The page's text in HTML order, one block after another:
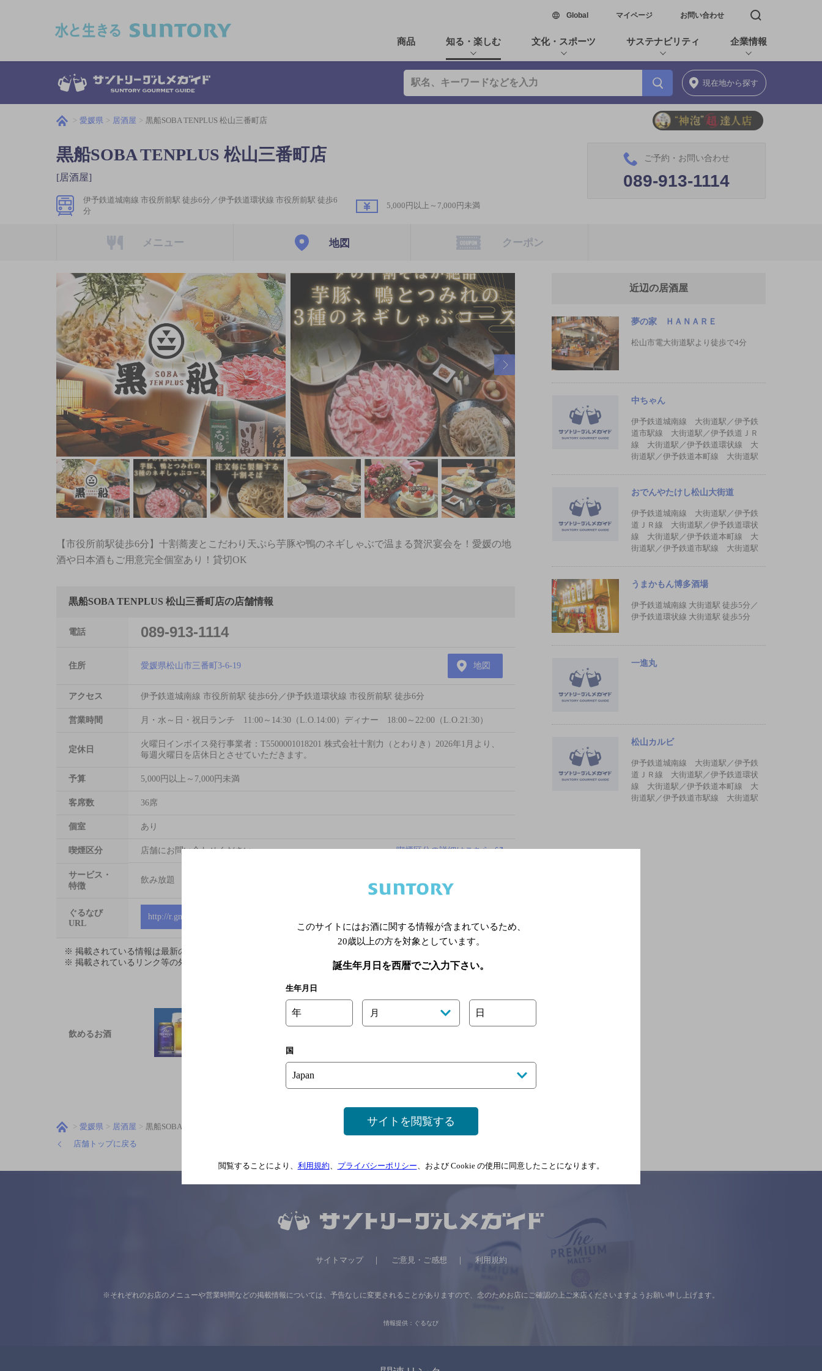
Global新しいウィンドウで開く
マイページ お問い合わせ 検索窓を開く
商品 知る・楽しむ 文化・スポーツ サステナビリティ 企業情報
現在地から探す
愛媛県 居酒屋 黒船SOBA TENPLUS 松山三番町店
黒船SOBA TENPLUS 松山三番町店
[居酒屋]
伊予鉄道城南線 市役所前駅 徒歩6分／伊予鉄道環状線 市役所前駅 徒歩6
分
5,000円以上～7,000円未満
ご予約・お問い合わせ
089-913-1114
メニュー 地図 クーポン
【市役所前駅徒歩6分】十割蕎麦とこだわり天ぷら芋豚や鴨のネギしゃぶで温まる贅沢宴会を！愛媛の地
酒や日本酒もご用意完全個室あり！貸切OK
黒船SOBA TENPLUS 松山三番町店の店舗情報
電話 089-913-1114
住所 愛媛県松山市三番町3-6-19 地図
アクセス 伊予鉄道城南線 市役所前駅 徒歩6分／伊予鉄道環状線 市役所前駅 徒歩6分
営業時間 月・水～日・祝日ランチ 11:00～14:30（L.O.14:00）ディナー 18:00～22:00（L.O.21:30）
定休日
火曜日インボイス発行事業者：T5500001018201 株式会社十割力（とわりき）2026年1月より、
毎週火曜日を店休日とさせていただきます。
予算 5,000円以上～7,000円未満
客席数 36席
個室 あり
喫煙区分 店舗にお問い合わせください 喫煙区分の詳細はこちら
サービス・
特徴
飲み放題
ぐるなび
URL
http://r.gnavi.co.jp/s516900
※ 掲載されている情報は最新の内容と異なる場合があります。詳しくはお店にお問い合わせください。
※ 掲載されているリンク等の外部コンテンツはお客様のご判断でご利用ください。
飲めるお酒
近辺の居酒屋
夢の家 ＨＡＮＡＲＥ
松山市電大街道駅より徒歩で4分
中ちゃん
伊予鉄道城南線 大街道駅／伊予鉄
道市駅線 大街道駅／伊予鉄道ＪＲ
線 大街道駅／伊予鉄道環状線 大
街道駅／伊予鉄道本町線 大街道駅
おでんやたけし松山大街道
伊予鉄道城南線 大街道駅／伊予鉄
道ＪＲ線 大街道駅／伊予鉄道環状
線 大街道駅／伊予鉄道本町線 大
街道駅／伊予鉄道市駅線 大街道駅
うまかもん博多酒場
伊予鉄道城南線 大街道駅 徒歩5分／
伊予鉄道環状線 大街道駅 徒歩5分
一進丸
松山カルビ
伊予鉄道城南線 大街道駅／伊予鉄
道ＪＲ線 大街道駅／伊予鉄道環状
線 大街道駅／伊予鉄道本町線 大
街道駅／伊予鉄道市駅線 大街道駅
愛媛県 居酒屋
黒船SOBA TENPLUS 松山三番町店
店舗トップに戻る
サイトマップ ご意見・ご感想 利用規約
※それぞれのお店のメニューや営業時間などの掲載情報については、 予告なしに変更されることがありますので、 念のためお店にご確認の上ご来店くださいますようお願い申し上げます。
情報提供：ぐるなび
このサイトにはお酒に関する情報が含まれているため、
20歳以上の方を対象としています。
誕生年月日を西暦でご入力下さい。
生年月日
年 月 日
国
サイトを閲覧する
閲覧することにより、 利用規約 プライバシーポリシー 、および Cookie の使用に同意したことになります。